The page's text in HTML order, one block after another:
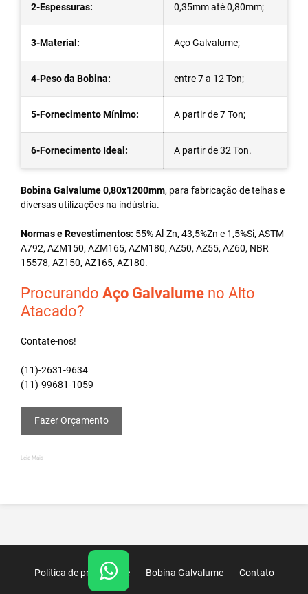
2-Espessuras: 0,35mm até 0,80mm;
3-Material: Aço Galvalume;
4-Peso da Bobina: entre 7 a 12 Ton;
5-Fornecimento Mínimo: A partir de 7 Ton;
6-Fornecimento Ideal: A partir de 32 Ton.
Bobina Galvalume 0,80x1200mm, para fabricação de telhas e
diversas utilizações na indústria.
Normas e Revestimentos: 55% Al-Zn, 43,5%Zn e 1,5%Si, ASTM
A792, AZM150, AZM165, AZM180, AZ50, AZ55, AZ60, NBR
15578, AZ150, AZ165, AZ180.
Procurando Aço Galvalume no Alto
Atacado?
Contate-nos!
(11)-2631-9634
(11)-99681-1059
Fazer Orçamento
Leia Mais
Política de privacidade Bobina Galvalume Contato